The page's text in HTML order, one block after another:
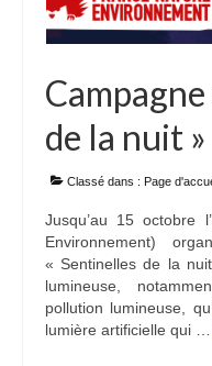
Inauguration
THEMATIQUES
Energie
Déchets
Ramassages
Mobilité
ASTRONOMIE
de la nuit »
Classé dans : Page
Jusqu’au 15 octobre
Environnement)
« Sentinelles de la
lumineuse,
pollution lumineuse,
lumière artificielle qui …